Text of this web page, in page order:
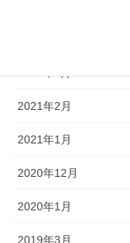
2021年2月
2021年1月
2020年12月
2020年1月
2019年3月